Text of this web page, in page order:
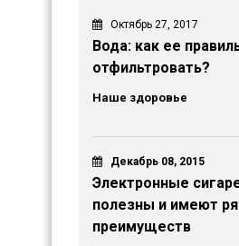
Октябрь 27, 2017
Вода: как ее
отфильтровать?
Наше здоровье
Декабрь 08, 2015
Электронные
полезны и имеют
преимуществ